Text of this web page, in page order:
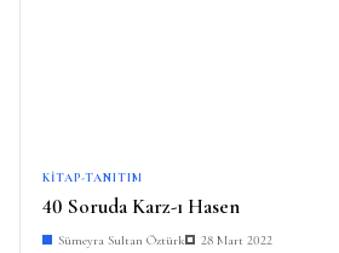
KITAP-TANITIM
40 Soruda Karz-ı Hasen
Sümeyra Sultan Öztürk 28 Mart 2022